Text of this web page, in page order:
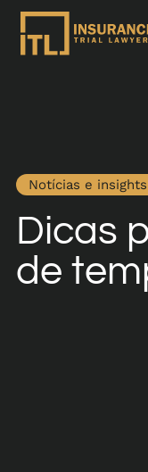
Notícias e insights
Dicas
de